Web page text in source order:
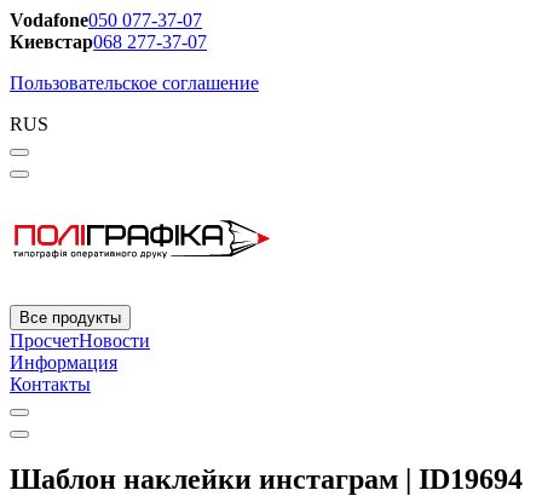
Vodafone050 077-37-07
Киевстар068 277-37-07
Пользовательское соглашение
RUS
Все продукты
ПросчетНовости
Информация
Контакты
Шаблон наклейки инстаграм | ID19694